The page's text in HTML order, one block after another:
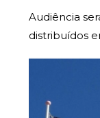
Audiência
distribuídos